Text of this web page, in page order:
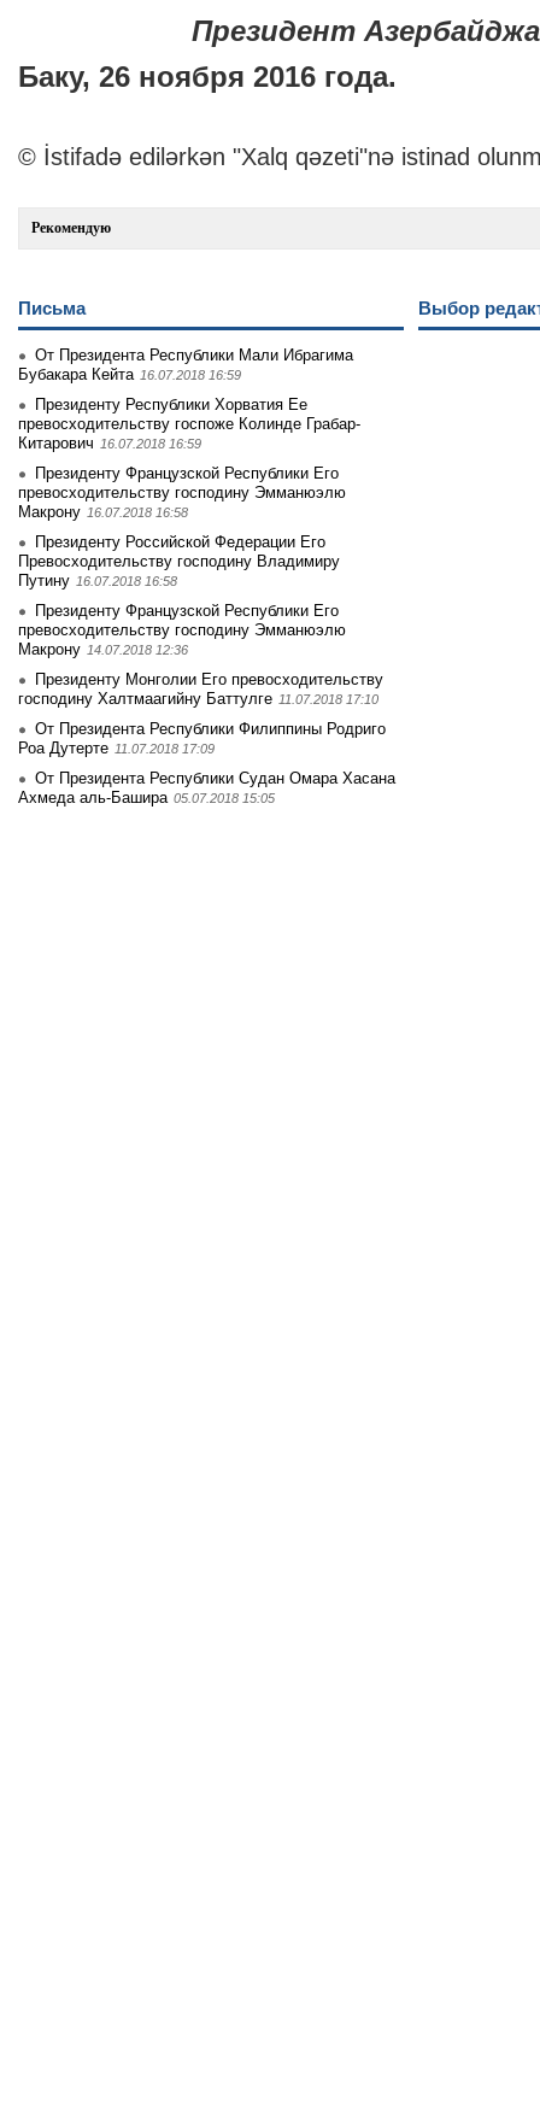
Президент
Баку, 26 ноября 2016 года.
© İstifadə edilərkən "Xalq qəzeti"nə istinad
Рекомендую
Письма
От Президента Республики Мали Ибрагима
Бубакара Кейта 16.07.2018 16:59
Президенту Республики Хорватия Ее
превосходительству госпоже Колинде Грабар-
Китарович 16.07.2018 16:59
Президенту Французской Республики Его
превосходительству господину Эмманюэлю
Макрону 16.07.2018 16:58
Президенту Российской Федерации Его
Превосходительству господину Владимиру
Путину 16.07.2018 16:58
Президенту Французской Республики Его
превосходительству господину Эмманюэлю
Макрону 14.07.2018 12:36
Президенту Монголии Его превосходительству
господину Халтмаагийну Баттулге 11.07.2018 17:10
От Президента Республики Филиппины Родриго
Роа Дутерте 11.07.2018 17:09
От Президента Республики Судан Омара Хасана
Ахмеда аль-Башира 05.07.2018 15:05
Выбор